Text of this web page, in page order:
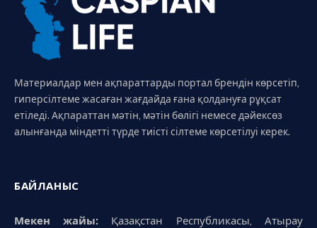
Материалдар мен ақпараттарды портал брендін көрсетіп,
гиперсілтеме жасаған жағдайда ғана қолдануға рұқсат
етіледі. Ақпараттан мәтін, мәтін бөлігі немесе дәйексөз
алынғанда міндетті түрде тиісті сілтеме көрсетілуі керек.
БАЙЛАНЫС
Мекен жайы:Қазақстан Республикасы, Атырау